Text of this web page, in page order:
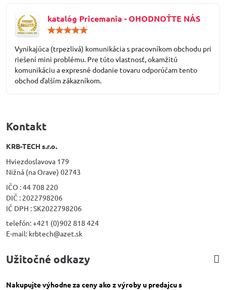
katalóg Pricemania - OHODNOŤTE NÁS
5
Vynikajúca (trpezlivá) komunikácia s pracovníkom obchodu pri
riešení mini problému. Pre túto vlastnosť, okamžitú
komunikáciu a expresné dodanie tovaru odporúčam tento
obchod ďalším zákazníkom.
Kontakt
KRB-TECH s.r.o.
Hviezdoslavova 179
Nižná (na Orave) 02743
IČO : 44 708 220
DIČ : 2022798206
IČ DPH : SK2022798206
telefón: +421 (0)902 818 424
E-mail: krbtech@azet.sk
Užitočné odkazy
Nakupujte výhodne za ceny ako z výroby u predajcu s